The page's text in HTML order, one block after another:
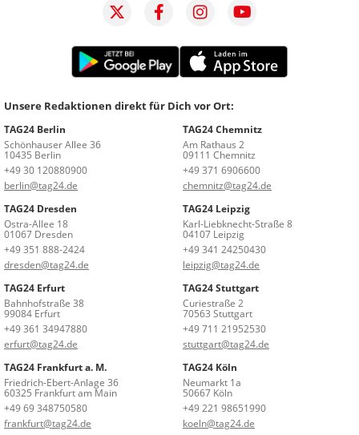
Unsere Redaktionen direkt für Dich vor Ort:
TAG24 Berlin
Schönhauser Allee 36
10435 Berlin
+49 30 120880900
berlin@tag24.de
TAG24 Chemnitz
Am Rathaus 2
09111 Chemnitz
+49 371 6906600
chemnitz@tag24.de
TAG24 Dresden
Ostra-Allee 18
01067 Dresden
+49 351 888-2424
dresden@tag24.de
TAG24 Leipzig
Karl-Liebknecht-Straße 8
04107 Leipzig
+49 341 24250430
leipzig@tag24.de
TAG24 Erfurt
Bahnhofstraße 38
99084 Erfurt
+49 361 34947880
erfurt@tag24.de
TAG24 Stuttgart
Curiestraße 2
70563 Stuttgart
+49 711 21952530
stuttgart@tag24.de
TAG24 Frankfurt a. M.
Friedrich-Ebert-Anlage 36
60325 Frankfurt am Main
+49 69 348750580
frankfurt@tag24.de
TAG24 Köln
Neumarkt 1a
50667 Köln
+49 221 98651990
koeln@tag24.de